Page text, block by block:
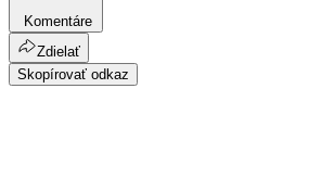
Komentáre
Zdielať
Skopírovať odkaz